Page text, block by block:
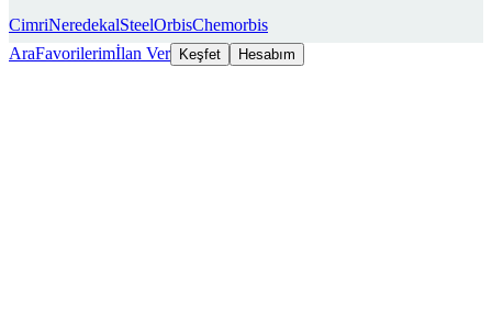
CimriNeredekalSteelOrbisChemorbis
AraFavorilerimİlan Ver Keşfet Hesabım